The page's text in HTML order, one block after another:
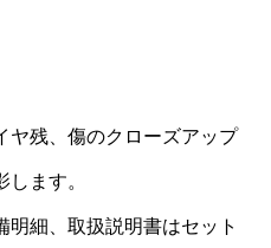
ヤ残、傷のクローズアップ
ます。
細、取扱説明書はセット